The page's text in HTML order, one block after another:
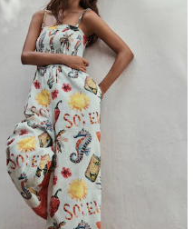
& Playsuits
& Pyjamas
& Leggings
Blouses
Skirts
& Hoodies